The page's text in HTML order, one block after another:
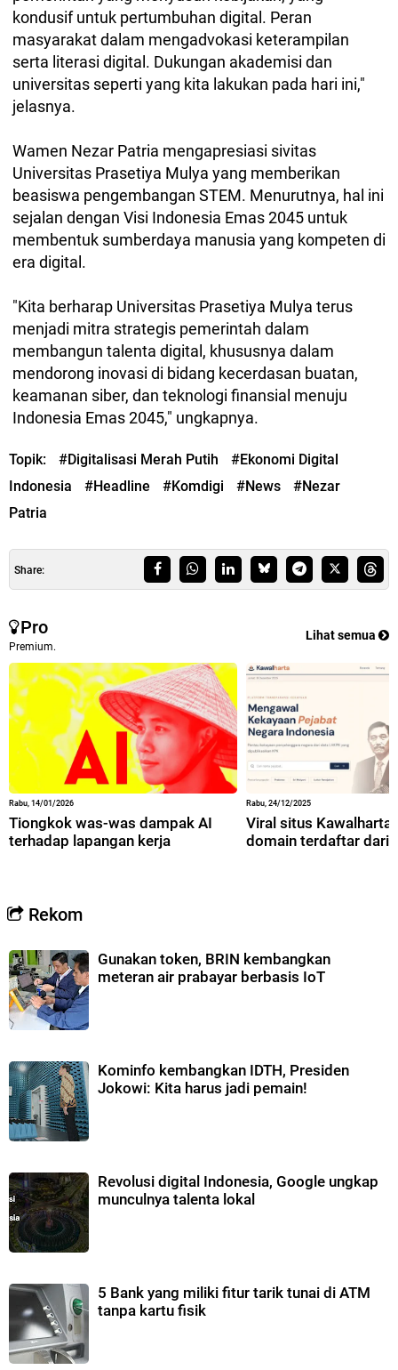
kondusif untuk pertumbuhan digital. Peran
masyarakat dalam mengadvokasi keterampilan
serta literasi digital. Dukungan akademisi dan
universitas seperti yang kita lakukan pada hari ini,"
jelasnya.
Wamen Nezar Patria mengapresiasi sivitas
Universitas Prasetiya Mulya yang memberikan
beasiswa pengembangan STEM. Menurutnya, hal ini
sejalan dengan Visi Indonesia Emas 2045 untuk
membentuk sumberdaya manusia yang kompeten di
era digital.
"Kita berharap Universitas Prasetiya Mulya terus
menjadi mitra strategis pemerintah dalam
membangun talenta digital, khususnya dalam
mendorong inovasi di bidang kecerdasan buatan,
keamanan siber, dan teknologi finansial menuju
Indonesia Emas 2045," ungkapnya.
Topik: #Digitalisasi Merah Putih
#Ekonomi Digital
Indonesia
#Headline #Komdigi #News
#Nezar
Patria
Share:
Pro
Premium.
Lihat semua
Rabu, 14/01/2026
Tiongkok was-was dampak AI
terhadap lapangan kerja
Rabu, 24/12/2025
Viral situs
domain terdaftar dari
Rekom
Gunakan token, BRIN kembangkan
meteran air prabayar berbasis IoT
Kominfo kembangkan IDTH, Presiden
Jokowi: Kita harus jadi pemain!
Revolusi digital Indonesia, Google ungkap
munculnya talenta lokal
5 Bank yang miliki fitur tarik tunai di ATM
tanpa kartu fisik